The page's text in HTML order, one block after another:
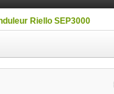
Riello SEP3000